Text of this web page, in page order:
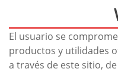
El usuario se
productos y utilidades
a través de este sitio,